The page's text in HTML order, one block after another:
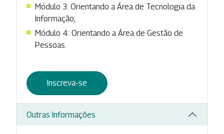
Módulo 3: Orientando a Área de Tecnologia da
Informação;
Módulo 4: Orientando a Área de Gestão de
Pessoas.
Inscreva-se
Outras Informações